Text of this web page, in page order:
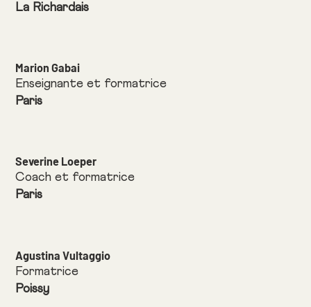
La Richardais
Marion Gabai
Enseignante et formatrice
Paris
Severine Loeper
Coach et formatrice
Paris
Agustina Vultaggio
Formatrice
Poissy